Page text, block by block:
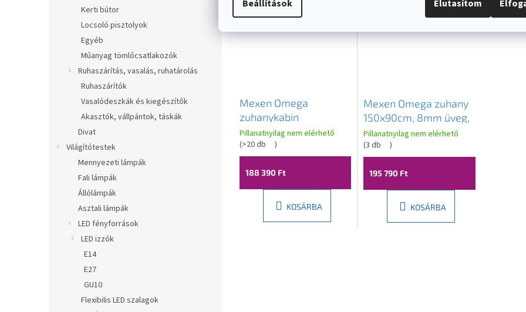
Beállítások Elutasítom
Kerti bútor
Locsoló pisztolyok
Egyéb
Műanyag tömlőcsatlakozók
Ruhaszárítás, vasalás, ruhatárolás
Ruhaszárítók
Vasalódeszkák és kiegészítők
Akasztók, vállpántok, táskák
Divat
Világítótestek
Mennyezeti lámpák
Fali lámpák
Állólámpák
Asztali lámpák
LED fényforrások
LED izzók
E14
E27
GU10
Flexibilis LED szalagok
Mexen Omega
zuhanykabin
150x90cm, 8mm üveg,
króm profil-átlátszó
üveg, 825-150-090-01-
00
Pillanatnyilag nem elérhető
(>20 db )
188 390 Ft
KOSÁRBA
Mexen Omega zuhany
150x90cm, 8mm üveg,
fekete profil-átlátszó
üveg, 825-150-090-70-
00
Pillanatnyilag nem elérhető
(3 db )
195 790 Ft
KOSÁRBA